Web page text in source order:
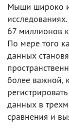
Мыши широко
67 миллионов
По мере того
данных
более важной,
данных в
сравнения и